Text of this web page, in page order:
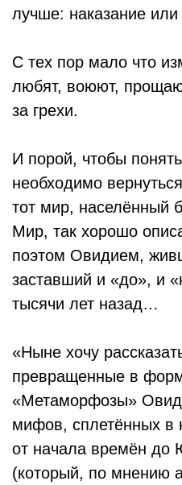
лучше: наказание
С тех пор мало что
любят, воюют,
за грехи.
И порой, чтобы
необходимо
тот мир, населённый
Мир, так хорошо
поэтом Овидием,
заставший и «до», и
тысячи лет назад…
«Ныне хочу
превращенные в
«Метаморфозы»
мифов, сплетённых в
от начала времён до
(который, по мнению